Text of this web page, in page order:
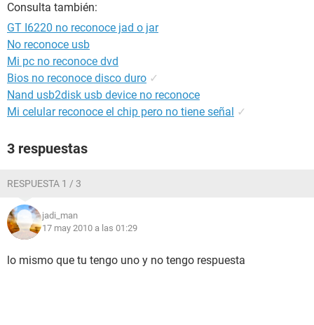
Consulta también:
GT I6220 no reconoce jad o jar
No reconoce usb
Mi pc no reconoce dvd
Bios no reconoce disco duro ✓
Nand usb2disk usb device no reconoce
Mi celular reconoce el chip pero no tiene señal ✓
3 respuestas
RESPUESTA 1 / 3
jadi_man
17 may 2010 a las 01:29
lo mismo que tu tengo uno y no tengo respuesta